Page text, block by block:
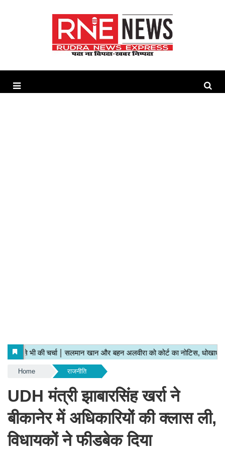
Home राजनीति
UDH मंत्री झाबारसिंह खर्रा ने
बीकानेर में अधिकारियों की क्लास ली,
विधायकों ने फीडबेक दिया